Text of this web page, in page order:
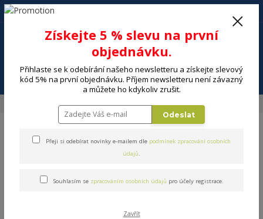
Menu
+420 602 494 600
Získejte 5 % slevu na první
objednávku.
Přihlaste se k odebírání našeho newsletteru a získejte slevový
kód 5% na první objednávku. Příjem newsletteru není závazný
a můžete ho kdykoliv zrušit.
Odeslat
Přeji si odebírat novinky e-mailem dle podmínek zpracování osobních
údajů.
Souhlasím se zpracováním osobních údajů pro účely registrace.
Zavřít